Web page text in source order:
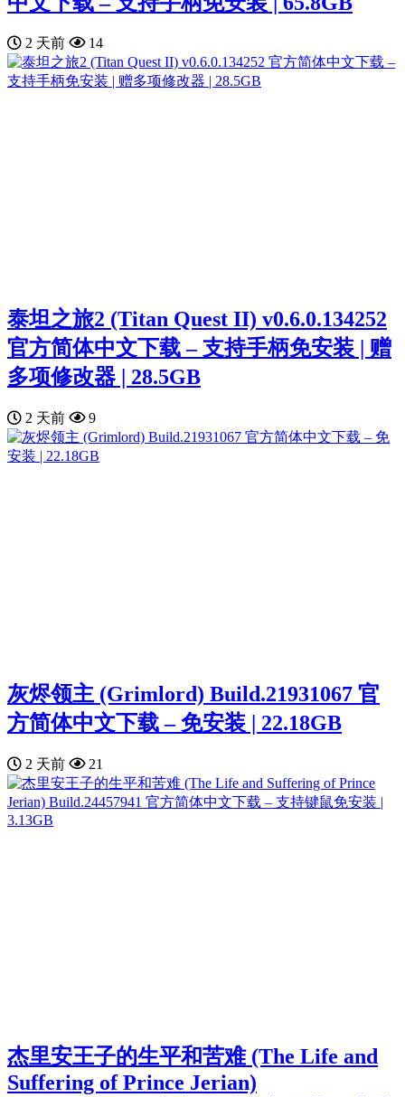
2 天前 14
泰坦之旅2 (Titan Quest II) v0.6.0.134252
官方简体中文下载 – 支持手柄免安装 | 赠
多项修改器 | 28.5GB
2 天前 9
灰烬领主 (Grimlord) Build.21931067 官
方简体中文下载 – 免安装 | 22.18GB
2 天前 21
杰里安王子的生平和苦难 (The Life and
Suffering of Prince Jerian)